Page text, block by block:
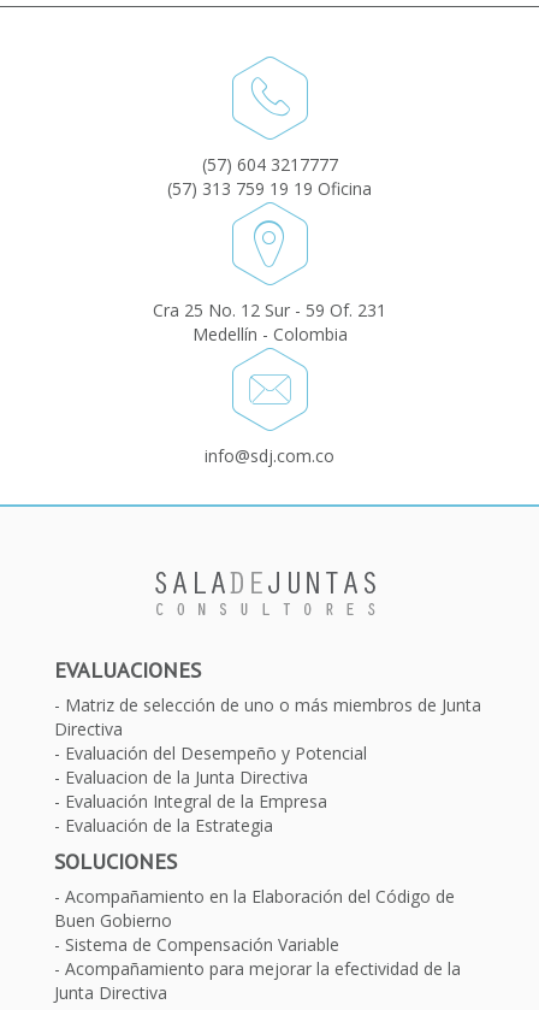
(57) 604 3217777
(57) 313 759 19 19 Oficina
Cra 25 No. 12 Sur - 59 Of. 231
Medellín - Colombia
info@sdj.com.co
EVALUACIONES
Matriz de selección de uno o más miembros de Junta
Directiva
Evaluación del Desempeño y Potencial
Evaluacion de la Junta Directiva
Evaluación Integral de la Empresa
Evaluación de la Estrategia
SOLUCIONES
Acompañamiento en la Elaboración del Código de
Buen Gobierno
Sistema de Compensación Variable
Acompañamiento para mejorar la efectividad de la
Junta Directiva